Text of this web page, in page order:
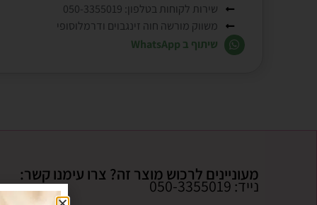
שירות לקוחות בטלפון: 050-3355019
משווק מורשה חוה זינגבוים ודרמלוסופי
שיתוף ב WhatsApp
מעוניינים לרכוש מוצר זה? צרו עימנו קשר:
נייד: 050-3355019